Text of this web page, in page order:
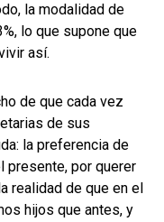
la modalidad de
lo que supone que
así.
de que cada vez
de sus
la preferencia de
presente, por querer
realidad de que en el
hijos que antes, y